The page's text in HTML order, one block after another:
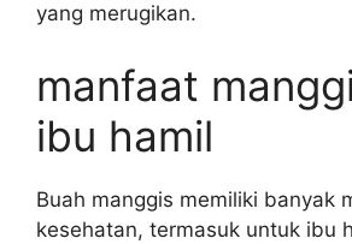
yang merugikan.
manfaat
ibu hamil
Buah manggis memiliki banyak
kesehatan, termasuk untuk ibu